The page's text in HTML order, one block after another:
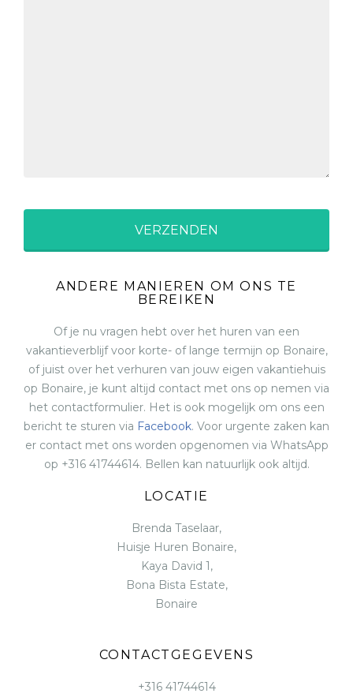
ANDERE MANIEREN OM ONS TE
BEREIKEN
Of je nu vragen hebt over het huren van een
vakantieverblijf voor korte- of lange termijn op Bonaire,
of juist over het verhuren van jouw eigen vakantiehuis
op Bonaire, je kunt altijd contact met ons op nemen via
het contactformulier. Het is ook mogelijk om ons een
bericht te sturen via Facebook. Voor urgente zaken kan
er contact met ons worden opgenomen via WhatsApp
op +316 41744614. Bellen kan natuurlijk ook altijd.
LOCATIE
Brenda Taselaar,
Huisje Huren Bonaire,
Kaya David 1,
Bona Bista Estate,
Bonaire
CONTACTGEGEVENS
+316 41744614